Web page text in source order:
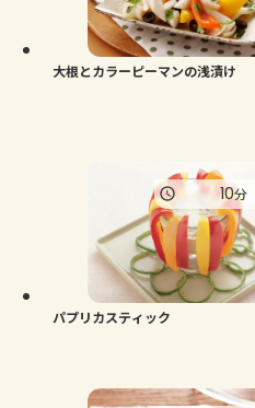
大根とカラーピーマンの浅漬け
パプリカスティック
10分